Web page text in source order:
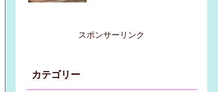
スポンサーリンク
カテゴリー